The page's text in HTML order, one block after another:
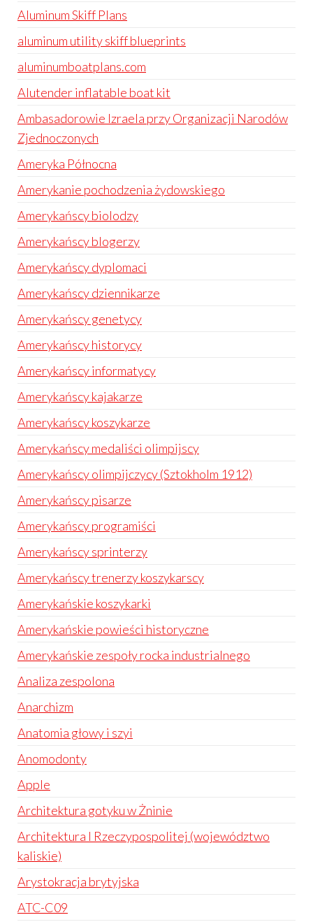
Aluminum Skiff Plans
aluminum utility skiff blueprints
aluminumboatplans.com
Alutender inflatable boat kit
Ambasadorowie Izraela przy Organizacji Narodów
Zjednoczonych
Ameryka Północna
Amerykanie pochodzenia żydowskiego
Amerykańscy biolodzy
Amerykańscy blogerzy
Amerykańscy dyplomaci
Amerykańscy dziennikarze
Amerykańscy genetycy
Amerykańscy historycy
Amerykańscy informatycy
Amerykańscy kajakarze
Amerykańscy koszykarze
Amerykańscy medaliści olimpijscy
Amerykańscy olimpijczycy (Sztokholm 1912)
Amerykańscy pisarze
Amerykańscy programiści
Amerykańscy sprinterzy
Amerykańscy trenerzy koszykarscy
Amerykańskie koszykarki
Amerykańskie powieści historyczne
Amerykańskie zespoły rocka industrialnego
Analiza zespolona
Anarchizm
Anatomia głowy i szyi
Anomodonty
Apple
Architektura gotyku w Żninie
Architektura I Rzeczypospolitej (województwo
kaliskie)
Arystokracja brytyjska
ATC-C09